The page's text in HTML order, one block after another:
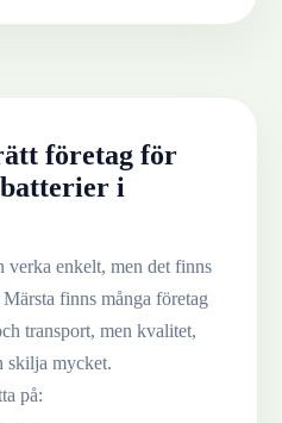
företag för
batterier i
enkelt, men det finns
Märsta finns många företag
transport, men kvalitet,
skilja mycket.
på: